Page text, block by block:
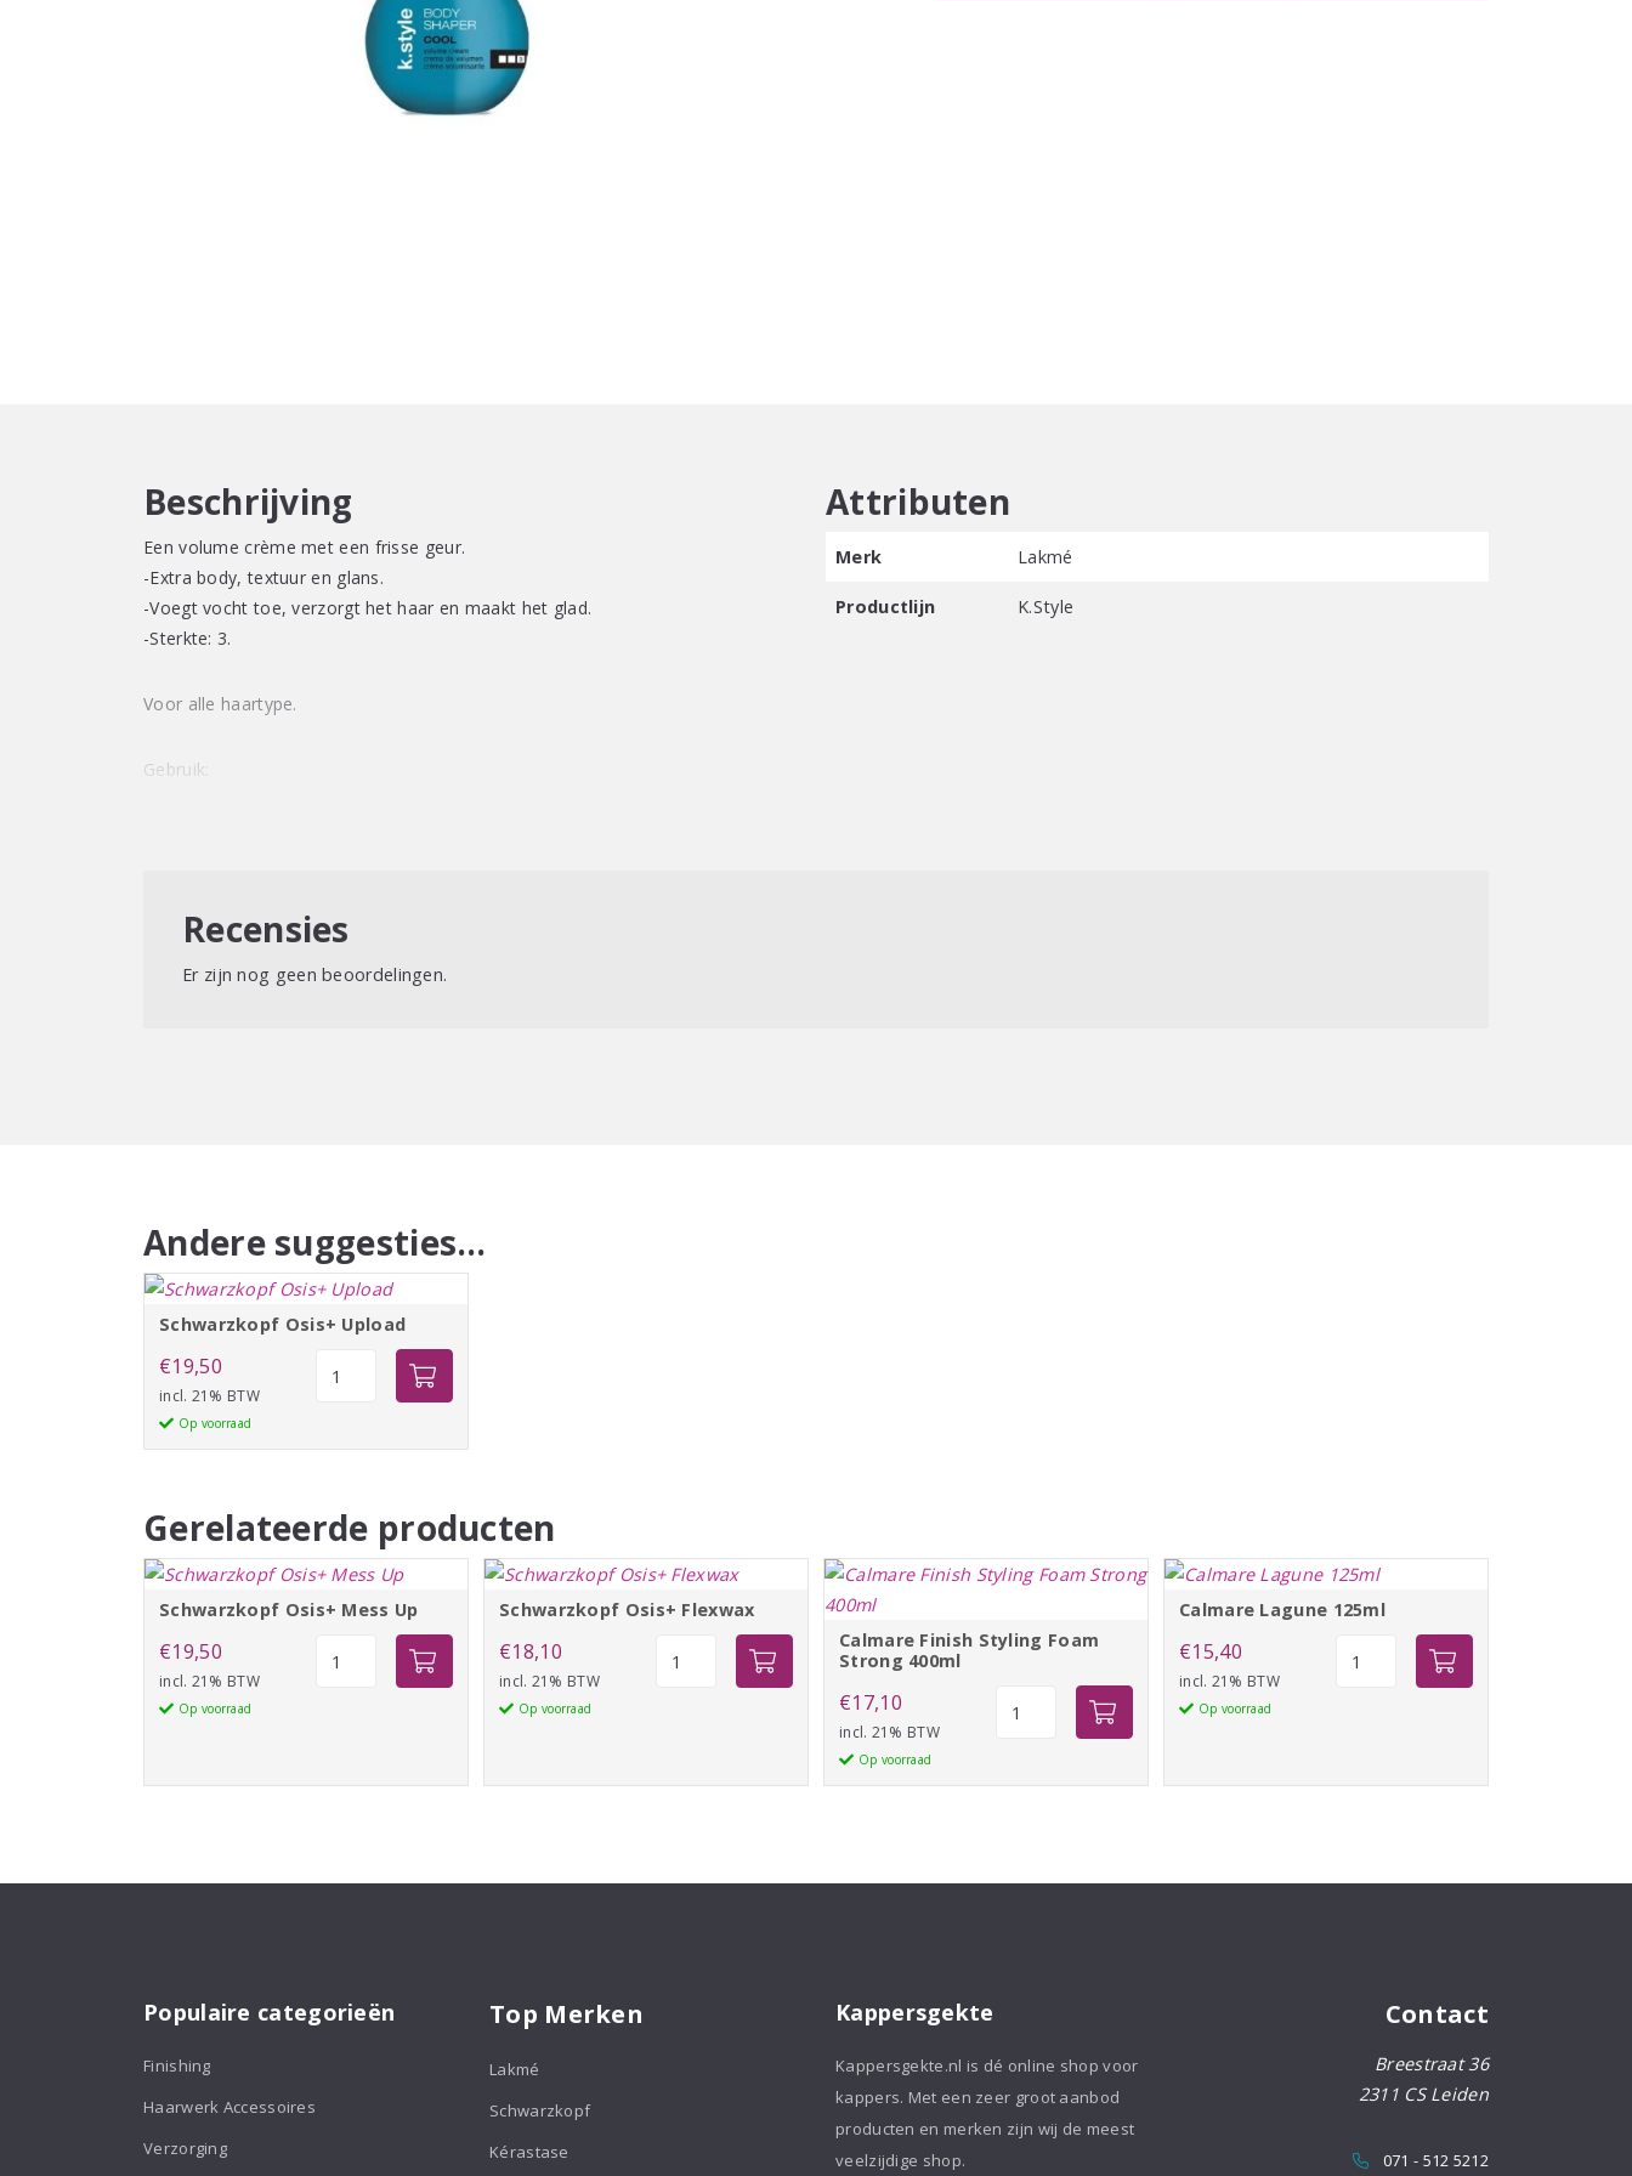
Beschrijving
Een volume crème met een frisse geur.
-Extra body, textuur en glans.
-Voegt vocht toe, verzorgt het haar en maakt het glad.
-Sterkte: 3.
Voor alle haartype.
Gebruik:
Attributen
Merk Lakmé
Productlijn K.Style
Recensies
Er zijn nog geen beoordelingen.
Andere suggesties…
Schwarzkopf Osis+ Upload
€19,50
incl. 21% BTW
Op voorraad
Schwarzkopf
aantal
Gerelateerde producten
Schwarzkopf Osis+ Mess Up
€19,50
incl. 21% BTW
Op voorraad
Schwarzkopf
Schwarzkopf Osis+ Flexwax
€18,10
incl. 21% BTW
Op voorraad
Schwarzkopf
Calmare Finish Styling Foam
Strong 400ml
€17,10
incl. 21% BTW
Op voorraad
Foam
aantal
Calmare Lagune 125ml
€15,40
incl. 21% BTW
Op voorraad
Populaire categorieën
Finishing
Haarwerk Accessoires
Verzorging
Top Merken
Lakmé
Schwarzkopf
Kérastase
Kappersgekte
Kappersgekte.nl is dé online shop voor
kappers. Met een zeer groot aanbod
producten en merken zijn wij de meest
veelzijdige shop.
Contact
Breestraat 36
2311 CS Leiden
071 - 512 5212